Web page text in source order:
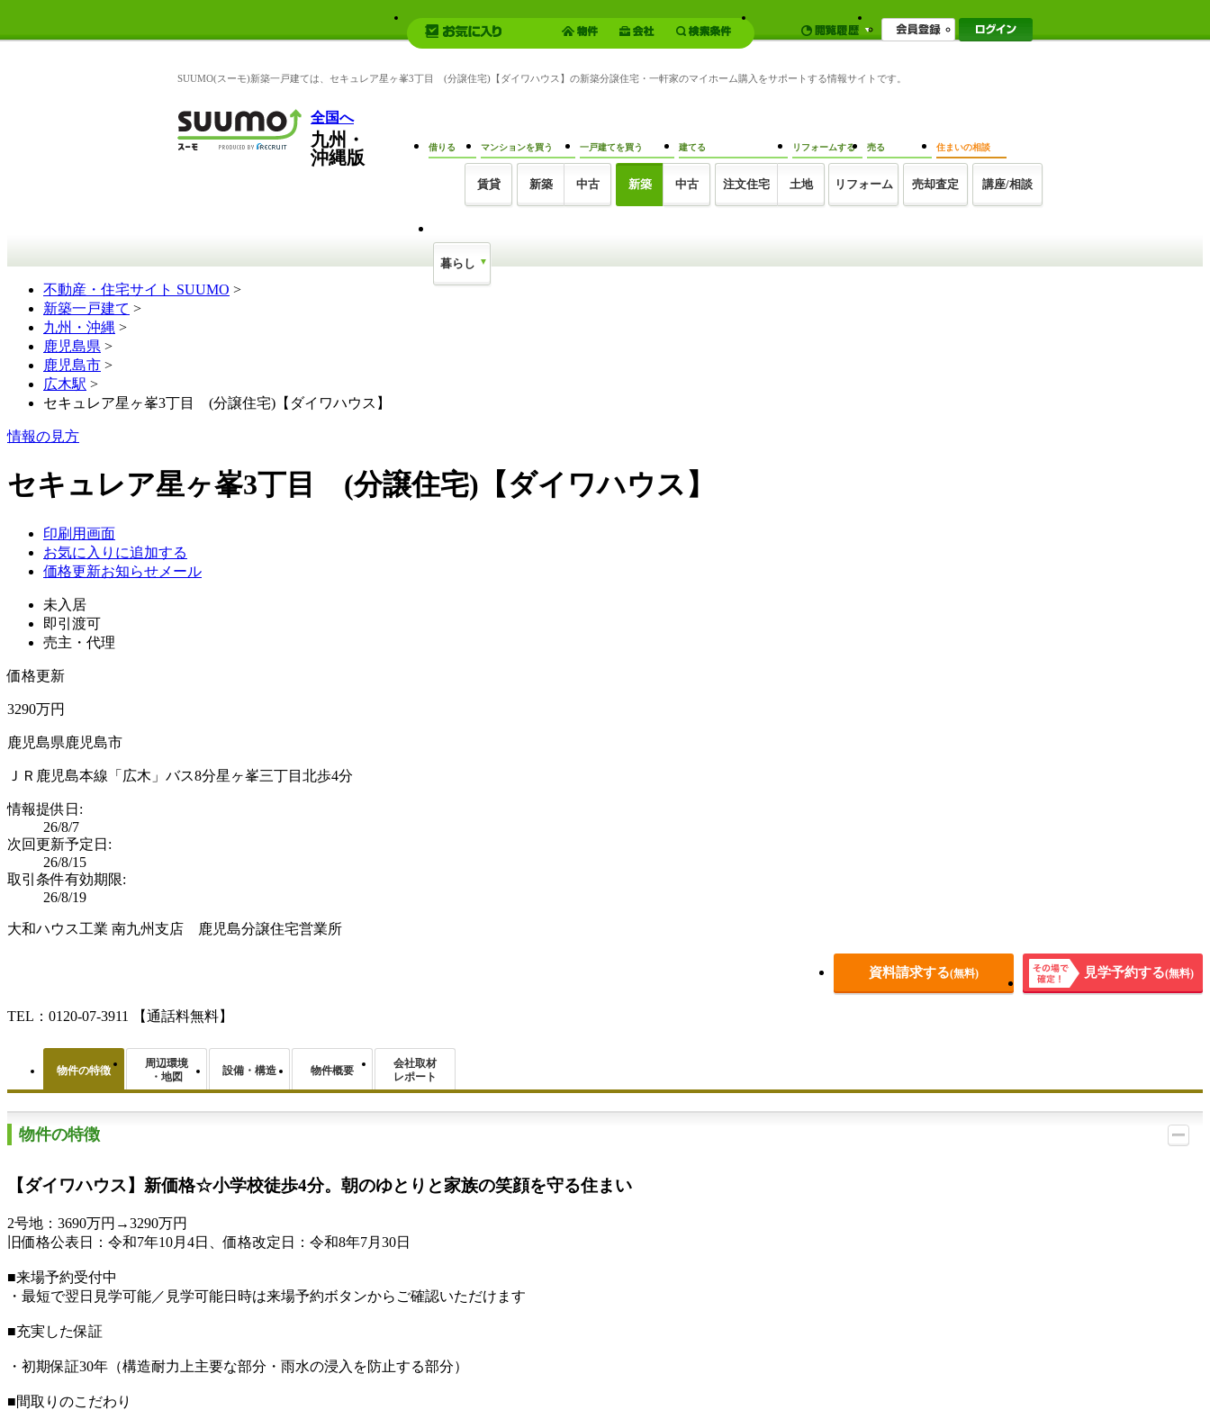
SUUMO(スーモ)新築一戸建ては、セキュレア星ヶ峯3丁目 (分譲住宅)【ダイワハウス】の新築分譲住宅・一軒家のマイホーム購入をサポートする情報サイトです。
全国へ
九州・
沖縄版
借りる
賃貸
マンションを買う
新築 中古
一戸建てを買う
新築 中古
建てる
注文住宅 土地
リフォームする
リフォーム
売る
売却査定
住まいの相談
講座/相談
暮らし
不動産・住宅サイト SUUMO >
新築一戸建て >
九州・沖縄 >
鹿児島県 >
鹿児島市 >
広木駅 >
セキュレア星ヶ峯3丁目 (分譲住宅)【ダイワハウス】
情報の見方
セキュレア星ヶ峯3丁目 (分譲住宅)【ダイワハウス】
印刷用画面
お気に入りに追加する
価格更新お知らせメール
未入居
即引渡可
売主・代理
価格更新
3290万円
鹿児島県鹿児島市
ＪＲ鹿児島本線「広木」バス8分星ヶ峯三丁目北歩4分
情報提供日:
26/8/7
次回更新予定日:
26/8/15
取引条件有効期限:
26/8/19
大和ハウス工業 南九州支店 鹿児島分譲住宅営業所
資料請求する(無料)
その場
見学予約する(無料)
TEL：0120-07-3911 【通話料無料】
物件の特徴
周辺環境
・地図
設備・構造 物件概要
会社取材
レポート
物件の特徴
【ダイワハウス】新価格☆小学校徒歩4分。朝のゆとりと家族の笑顔を守る住まい
2号地：3690万円→3290万円
旧価格公表日：令和7年10月4日、価格改定日：令和8年7月30日
■来場予約受付中
・最短で翌日見学可能／見学可能日時は来場予約ボタンからご確認いただけます
■充実した保証
・初期保証30年（構造耐力上主要な部分・雨水の浸入を防止する部分）
■間取りのこだわり